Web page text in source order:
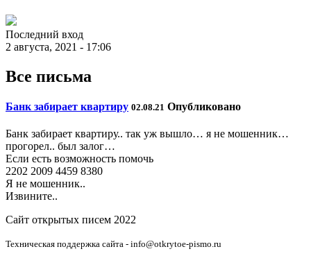
Последний вход
2 августа, 2021 - 17:06
Все письма
Банк забирает квартиру 02.08.21 Опубликовано
Банк забирает квартиру.. так уж вышло… я не мошенник…
прогорел.. был залог…
Если есть возможность помочь
2202 2009 4459 8380
Я не мошенник..
Извините..
Сайт открытых писем 2022
Техническая поддержка сайта - info@otkrytoe-pismo.ru